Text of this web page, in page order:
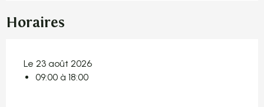
Horaires
Le 23 août 2026
09:00 à 18:00